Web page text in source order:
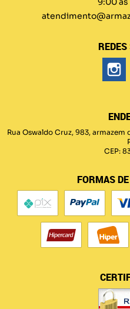
Rua Oswaldo Cruz, 983, armazem
CEP:
FORMAS